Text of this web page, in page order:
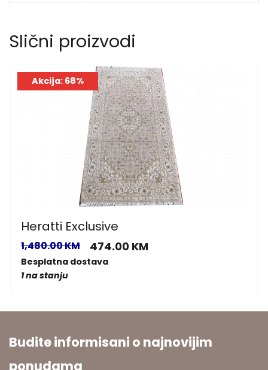
Slični proizvodi
Akcija: 68%
Heratti Exclusive
1,480.00 KM 474.00 KM
Besplatna dostava
1 na stanju
Budite informisani o najnovijim
ponudama